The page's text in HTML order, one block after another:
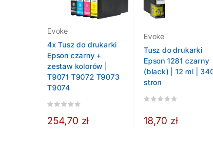
Evoke
4x Tusz do drukarki
Epson czarny +
zestaw kolorów |
T9071 T9072 T9073
T9074
254,70 zł
Evoke
Tusz do drukarki
Epson 1281 czarny
(black) | 12 ml |
stron
18,70 zł